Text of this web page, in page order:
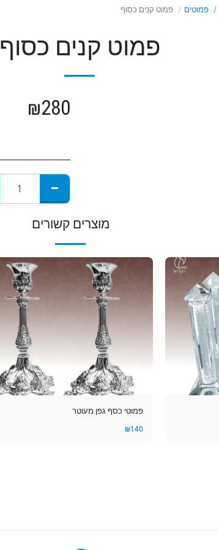
פמוטים פמוט קנים כסוף
פמוט קנים כסוף
₪280
מוצרים קשורים
פמוטי כסף גפן מעוטר
₪140